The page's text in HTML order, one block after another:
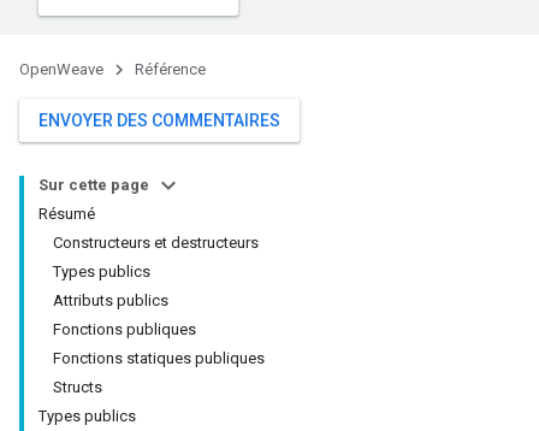
OpenWeave Référence
ENVOYER DES COMMENTAIRES
Sur cette page
Résumé
Constructeurs et destructeurs
Types publics
Attributs publics
Fonctions publiques
Fonctions statiques publiques
Structs
Types publics